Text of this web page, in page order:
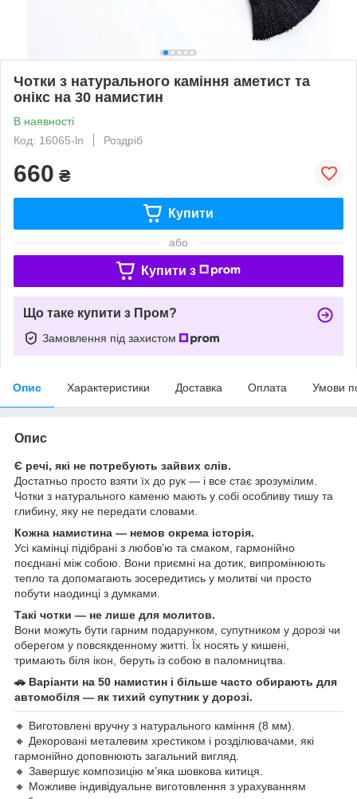
Чотки з натурального каміння аметист та
онікс на 30 намистин
В наявності
Код: 16065-ln
Роздріб
660 ₴
Купити
або
Купити з
Що таке купити з Пром?
Замовлення під захистом
Опис Характеристики Доставка Оплата Умови
Опис
Є речі, які не потребують зайвих слів.
Достатньо просто взяти їх до рук — і все стає зрозумілим.
Чотки з натурального каменю мають у собі особливу тишу та
глибину, яку не передати словами.
Кожна намистина — немов окрема історія.
Усі камінці підібрані з любов’ю та смаком, гармонійно
поєднані між собою. Вони приємні на дотик, випромінюють
тепло та допомагають зосередитись у молитві чи просто
побути наодинці з думками.
Такі чотки — не лише для молитов.
Вони можуть бути гарним подарунком, супутником у дорозі чи
оберегом у повсякденному житті. Їх носять у кишені,
тримають біля ікон, беруть із собою в паломництва.
🚗 Варіанти на 50 намистин і більше часто обирають для
автомобіля — як тихий супутник у дорозі.
🔸 Виготовлені вручну з натурального каміння (8 мм).
🔸 Декоровані металевим хрестиком і розділювачами, які
гармонійно доповнюють загальний вигляд.
🔸 Завершує композицію м’яка шовкова китиця.
🔸 Можливе індивідуальне виготовлення з урахуванням